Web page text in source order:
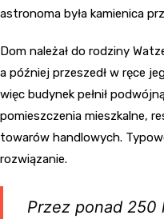
astronoma była kamienica
Dom należał do rodziny
a później przeszedł w ręce
więc budynek pełnił
pomieszczenia mieszkalne,
towarów handlowych.
rozwiązanie.
Przez ponad 250